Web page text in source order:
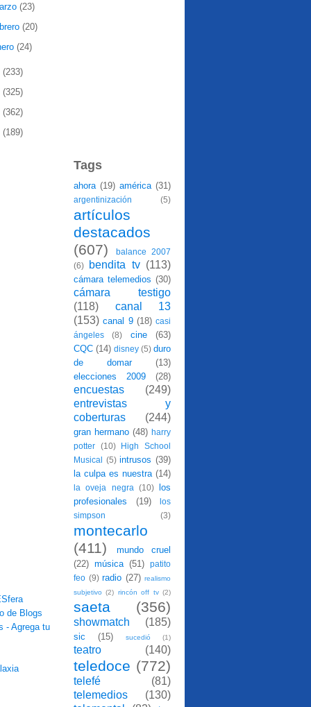
(23)
(20)
(24)
(233)
(325)
(362)
(189)
Tags
ahora (19) américa (31)
argentinización (5)
artículos
destacados
(607)
balance 2007
(6)
bendita tv (113)
cámara telemedios (30)
cámara testigo
(118)
canal 13
(153) canal 9 (18) casi
ángeles
(8) cine
(63)
CQC (14) disney (5) duro
de domar
(13)
elecciones 2009
(28)
encuestas
(249)
entrevistas y
coberturas
(244)
gran hermano (48) harry
potter
(10)
High School
Musical (5) intrusos (39)
la culpa es nuestra (14)
la oveja negra (10) los
profesionales
(19)
los
simpson
(3)
montecarlo
(411)
mundo cruel
(22) música (51)
patito
feo (9) radio (27) realismo
subjetivo (2) rincón off tv (2)
saeta (356)
showmatch (185)
sic (15) sucedió (1)
teatro (140)
teledoce (772)
telefé
(81)
telemedios
(130)